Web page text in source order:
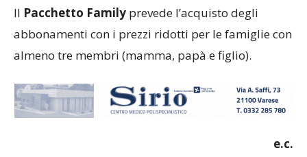
Il Pacchetto Family prevede l’acquisto degli
abbonamenti con i prezzi ridotti per le famiglie con
almeno tre membri (mamma, papà e figlio).
e.c.